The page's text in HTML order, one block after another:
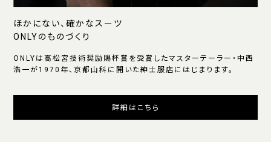
ほかにない、確かなスーツ
ONLYのものづくり
ONLYは高松宮技術奨励賜杯賞を受賞したマスターテーラー・中西
浩一が1970年、京都山科に開いた紳士服店にはじまります。
詳細はこちら